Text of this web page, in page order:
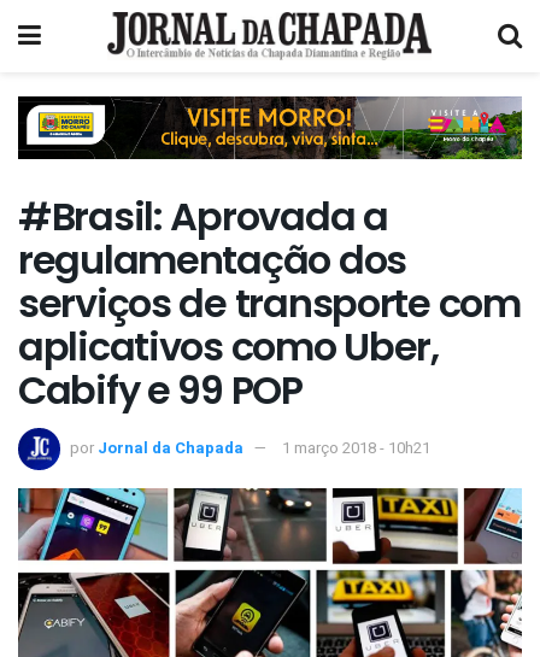
#Brasil: Aprovada a
regulamentação dos
serviços de transporte com
aplicativos como Uber,
Cabify e 99 POP
por Jornal da Chapada 1 março 2018 - 10h21